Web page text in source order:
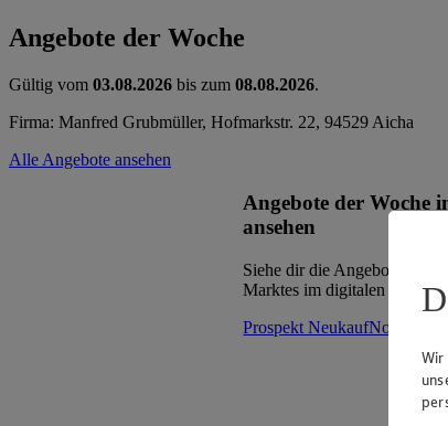
Angebote der Woche
Gültig vom 03.08.2026 bis zum 08.08.2026.
Firma: Manfred Grubmüller, Hofmarkstr. 22, 94529 Aicha
Alle Angebote ansehen
Angebote der Woche
ansehen
Siehe dir die Angebote der
Marktes im digitalen
Prospekt NeukaufNord im
Wir